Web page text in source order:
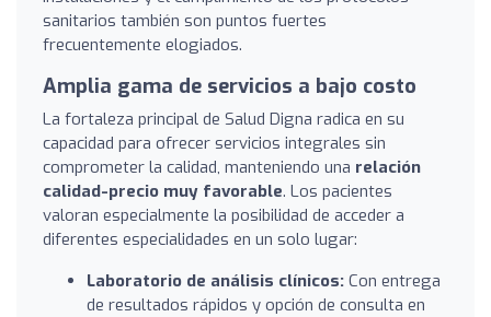
sanitarios también son puntos fuertes
frecuentemente elogiados.
Amplia gama de servicios a bajo costo
La fortaleza principal de Salud Digna radica en su
capacidad para ofrecer servicios integrales sin
comprometer la calidad, manteniendo una relación
calidad-precio muy favorable. Los pacientes
valoran especialmente la posibilidad de acceder a
diferentes especialidades en un solo lugar:
Laboratorio de análisis clínicos: Con entrega
de resultados rápidos y opción de consulta en